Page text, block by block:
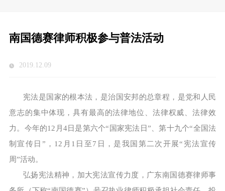
南国德赛律师积极参与普法活动
2019.12.09
宪法是国家的根本法，是治国安邦的总章程，是党和人民
意志的集中体现，具有最高的法律地位、法律权威、法律效
力。今年的12月4日是第六个“国家宪法日”、第十九个“全国法
制宣传日”，12月1日至7日，是我国第二次开展“宪法宣传
周”活动。
弘扬宪法精神，加大宪法宣传力度，广东南国德赛律师事